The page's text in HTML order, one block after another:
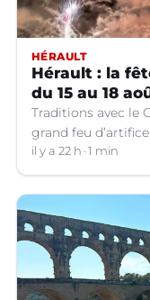
HÉRAULT
Hérault : la
du 15 au 18
Traditions avec le
grand feu
il y a 22 h 1 min